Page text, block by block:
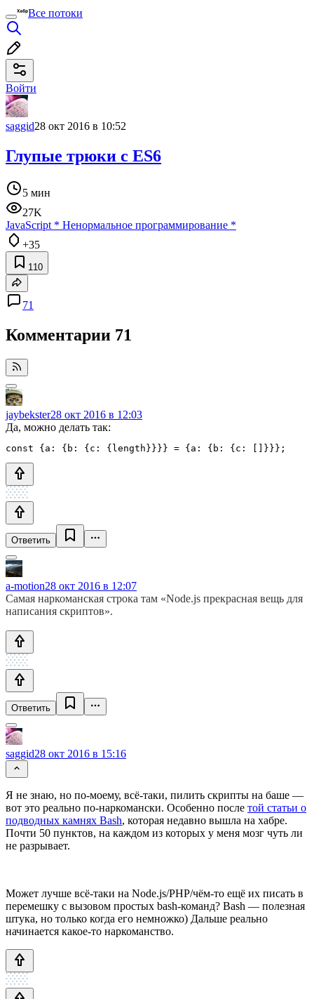
Все потоки
Войти
saggid28 окт 2016 в 10:52
Глупые трюки с ES6
5 мин
27K
JavaScript * Ненормальное программирование *
+35
110
71
Комментарии 71
jaybekster28 окт 2016 в 12:03
Да, можно делать так:
Ответить
a-motion28 окт 2016 в 12:07
Самая наркоманская строка там «Node.js прекрасная вещь для
написания скриптов».
Ответить
saggid28 окт 2016 в 15:16
Я не знаю, но по-моему, всё-таки, пилить скрипты на баше —
вот это реально по-наркомански. Особенно после той статьи о
подводных камнях Bash, которая недавно вышла на хабре.
Почти 50 пунктов, на каждом из которых у меня мозг чуть ли
не разрывает.
Может лучше всё-таки на Node.js/PHP/чём-то ещё их писать в
перемешку с вызовом простых bash-команд? Bash — полезная
штука, но только когда его немножко) Дальше реально
начинается какое-то наркоманство.